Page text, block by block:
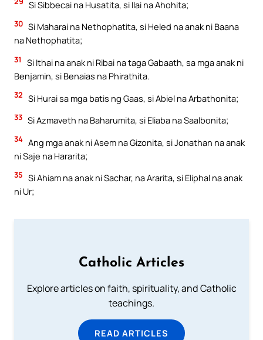
Si Sibbecai na Husatita, si Ilai na Ahohita;
30 Si Maharai na Nethophatita, si Heled na anak ni Baana
na Nethophatita;
31
Si Ithai na anak ni Ribai na taga Gabaath, sa mga anak ni
Benjamin, si Benaias na Phirathita.
32 Si Hurai sa mga batis ng Gaas, si Abiel na Arbathonita;
33 Si Azmaveth na Baharumita, si Eliaba na Saalbonita;
34 Ang mga anak ni Asem na Gizonita, si Jonathan na anak
ni Saje na Hararita;
35 Si Ahiam na anak ni Sachar, na Ararita, si Eliphal na anak
ni Ur;
Catholic Articles
Explore articles on faith, spirituality, and Catholic
teachings.
READ ARTICLES